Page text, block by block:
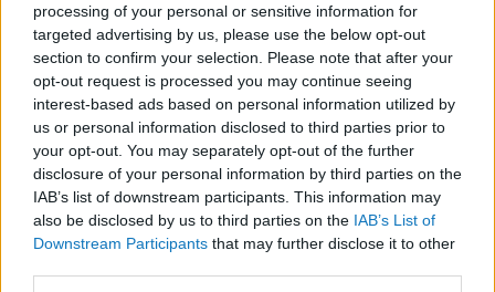
processing of your personal or sensitive information for
targeted advertising by us, please use the below opt-out
section to confirm your selection. Please note that after your
opt-out request is processed you may continue seeing
interest-based ads based on personal information utilized by
us or personal information disclosed to third parties prior to
your opt-out. You may separately opt-out of the further
disclosure of your personal information by third parties on the
IAB’s list of downstream participants. This information may
also be disclosed by us to third parties on the IAB’s List of
Downstream Participants that may further disclose it to other
A nemzet forradalma
BY:SZABÓ ZÉTÉNY2023. MÁR 14.
A forradalomról általában nem a törvényesség vagy
a stabilitás jut eszünkbe, ugyanakkor Deák István
történész a magyar forradalmat törvényesnek
nevezte. Hasonlóan: a Habsburg-családot inkább
ellenségképként értelmezzük 1848-49 kapcsán,
semmint törvényes uralkodóként. 1848-49 ugyanis